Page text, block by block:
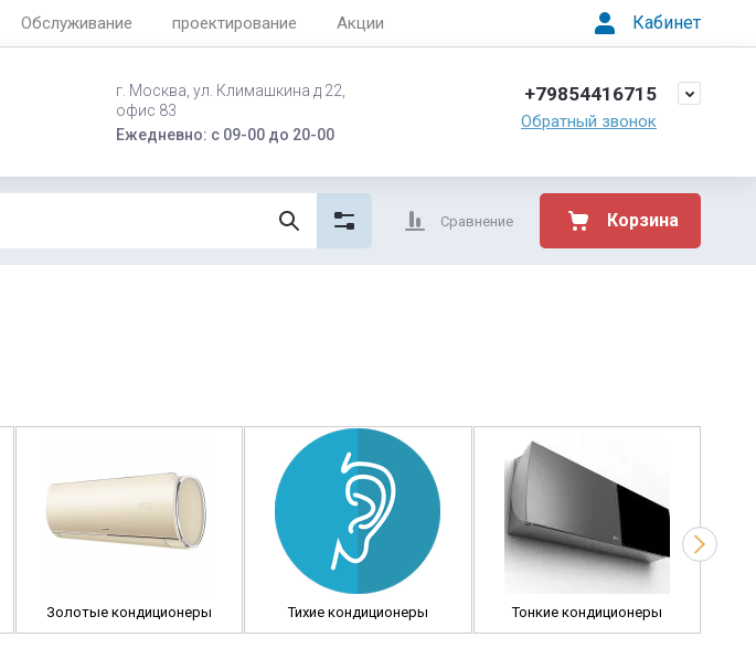
Обслуживание проектирование Акции Кабинет
г. Москва, ул. Климашкина д 22,
офис 83
Ежедневно: с 09-00 до 20-00
+79854416715
Обратный звонок
Сравнение Корзина
Золотые кондиционеры Тихие кондиционеры Тонкие кондиционеры